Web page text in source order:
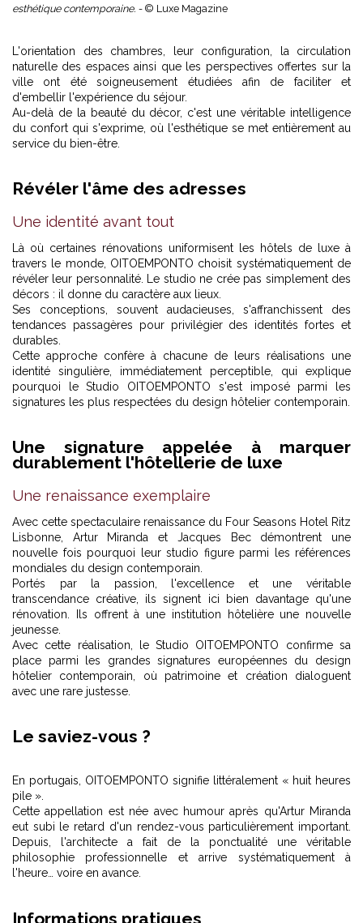
esthétique contemporaine. - © Luxe Magazine
L'orientation des chambres, leur configuration, la circulation
naturelle des espaces ainsi que les perspectives offertes sur la
ville ont été soigneusement étudiées afin de faciliter et
d'embellir l'expérience du séjour.
Au-delà de la beauté du décor, c'est une véritable intelligence
du confort qui s'exprime, où l'esthétique se met entièrement au
service du bien-être.
Révéler l'âme des adresses
Une identité avant tout
Là où certaines rénovations uniformisent les hôtels de luxe à
travers le monde, OITOEMPONTO choisit systématiquement de
révéler leur personnalité. Le studio ne crée pas simplement des
décors : il donne du caractère aux lieux.
Ses conceptions, souvent audacieuses, s'affranchissent des
tendances passagères pour privilégier des identités fortes et
durables.
Cette approche confère à chacune de leurs réalisations une
identité singulière, immédiatement perceptible, qui explique
pourquoi le Studio OITOEMPONTO s'est imposé parmi les
signatures les plus respectées du design hôtelier contemporain.
Une signature appelée à marquer
durablement l'hôtellerie de luxe
Une renaissance exemplaire
Avec cette spectaculaire renaissance du Four Seasons Hotel Ritz
Lisbonne, Artur Miranda et Jacques Bec démontrent une
nouvelle fois pourquoi leur studio figure parmi les références
mondiales du design contemporain.
Portés par la passion, l'excellence et une véritable
transcendance créative, ils signent ici bien davantage qu'une
rénovation. Ils offrent à une institution hôtelière une nouvelle
jeunesse.
Avec cette réalisation, le Studio OITOEMPONTO confirme sa
place parmi les grandes signatures européennes du design
hôtelier contemporain, où patrimoine et création dialoguent
avec une rare justesse.
Le saviez-vous ?
En portugais, OITOEMPONTO signifie littéralement « huit heures
pile ».
Cette appellation est née avec humour après qu'Artur Miranda
eut subi le retard d'un rendez-vous particulièrement important.
Depuis, l'architecte a fait de la ponctualité une véritable
philosophie professionnelle et arrive systématiquement à
l'heure… voire en avance.
Informations pratiques